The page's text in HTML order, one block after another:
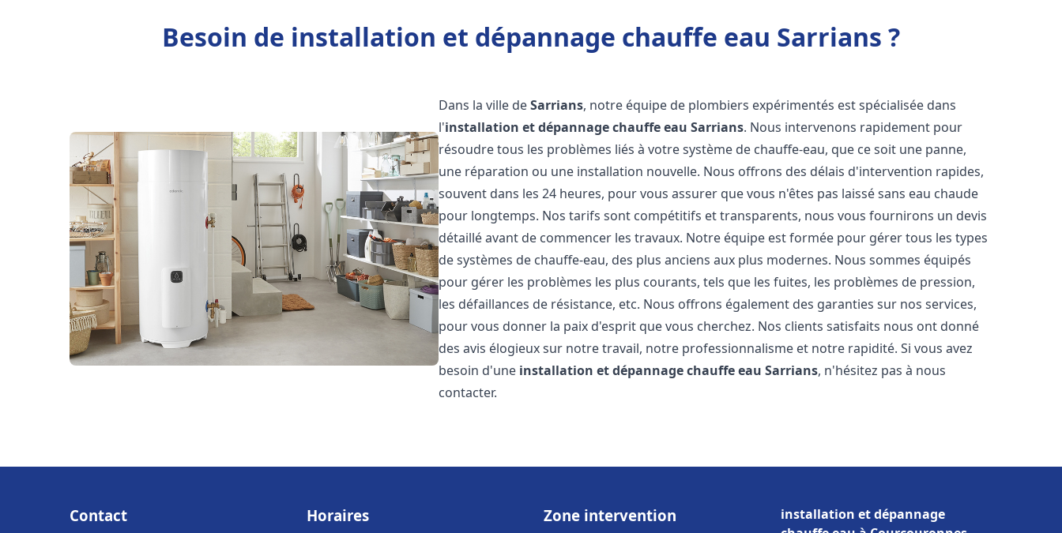
Besoin de installation et dépannage chauffe eau Sarrians ?
Dans la ville deSarrians, notre équipe de plombiers expérimentés est spécialisée dans
l'installation et dépannage chauffe eau Sarrians. Nous intervenons rapidement pour
résoudre tous les problèmes liés à votre système de chauffe-eau, que ce soit une panne,
une réparation ou une installation nouvelle. Nous offrons des délais d'intervention rapides,
souvent dans les 24 heures, pour vous assurer que vous n'êtes pas laissé sans eau chaude
pour longtemps. Nos tarifs sont compétitifs et transparents, nous vous fournirons un devis
détaillé avant de commencer les travaux. Notre équipe est formée pour gérer tous les types
de systèmes de chauffe-eau, des plus anciens aux plus modernes. Nous sommes équipés
pour gérer les problèmes les plus courants, tels que les fuites, les problèmes de pression,
les défaillances de résistance, etc. Nous offrons également des garanties sur nos services,
pour vous donner la paix d'esprit que vous cherchez. Nos clients satisfaits nous ont donné
des avis élogieux sur notre travail, notre professionnalisme et notre rapidité. Si vous avez
besoin d'une installation et dépannage chauffe eau Sarrians, n'hésitez pas à nous
contacter.
Contact Horaires Zone intervention
installation et dépannage